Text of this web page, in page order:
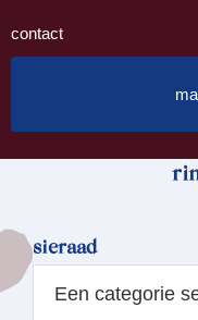
contact
sieraad